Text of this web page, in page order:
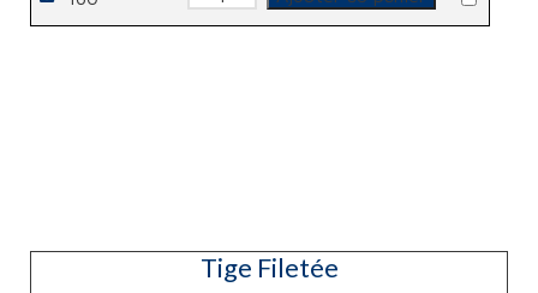
de
Collier
Tige Filetée